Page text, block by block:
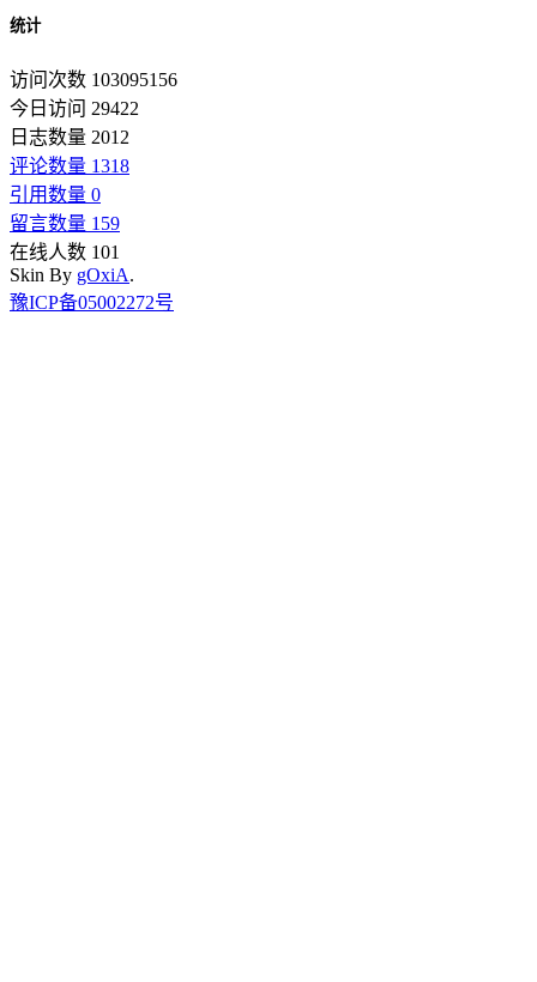
统计
访问次数 103095156
今日访问 29422
日志数量 2012
评论数量 1318
引用数量 0
留言数量 159
在线人数 101
Skin By gOxiA.
豫ICP备05002272号